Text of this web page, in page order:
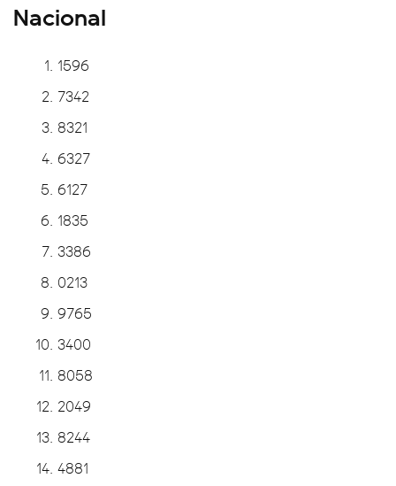
Nacional
1596
7342
8321
6327
6127
1835
3386
0213
9765
3400
8058
2049
8244
4881